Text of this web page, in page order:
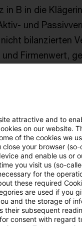
B in die
und
bilanzierten
Firmenwert,
Betriebsstätte
den Betrieb
das heißt,
gelöscht.
Halten der
attractive and to
on our website.
of the cookies we
your browser
and enable us or
you visit us (so-
for the
these required
are used if you
and the storage of
their subsequent
consent with regard